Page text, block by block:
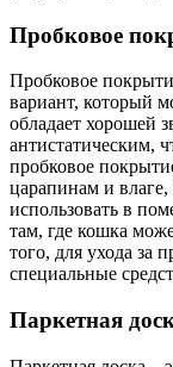
Пробковое
Пробковое
вариант, который
обладает хорошей
антистатическим,
пробковое
царапинам и влаге,
использовать в
там, где кошка
того, для ухода за
специальные
Паркетная